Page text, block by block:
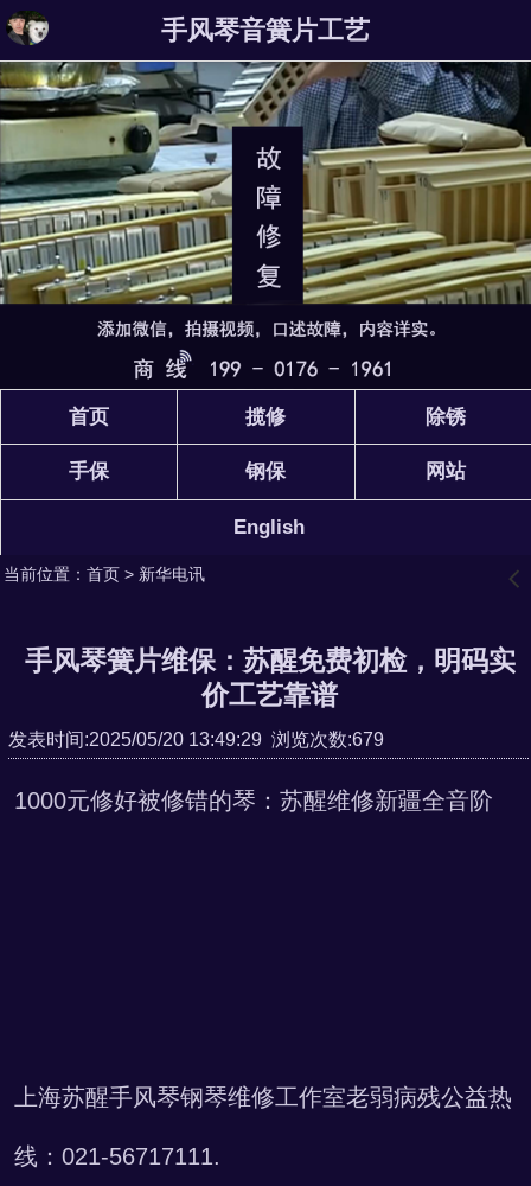
手风琴音簧片工艺
首页 揽修 除锈
手保 钢保 网站
English
当前位置： 首页> 新华电讯 󰊒
手风琴簧片维保：苏醒免费初检，明码实
价工艺靠谱
发表时间:2025/05/20 13:49:29 浏览次数:679
1000元修好被修错的琴：苏醒维修新疆全音阶
上海苏醒手风琴钢琴维修工作室老弱病残公益热
线：021-56717111.